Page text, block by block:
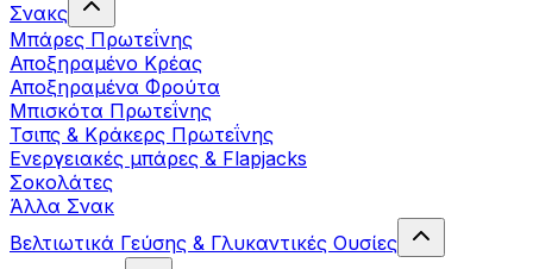
Σνακς
Μπάρες Πρωτεΐνης
Αποξηραμένο Κρέας
Αποξηραμένα Φρούτα
Μπισκότα Πρωτεΐνης
Τσιπς & Kράκερς Πρωτεΐνης
Ενεργειακές μπάρες & Flapjacks
Σοκολάτες
Άλλα Σνακ
Βελτιωτικά Γεύσης & Γλυκαντικές Ουσίες